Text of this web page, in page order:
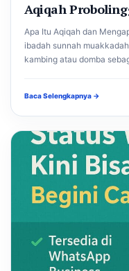
Aqiqah
Apa Itu Aqiqah dan
ibadah sunnah
kambing atau domba
Baca Selengkapnya →